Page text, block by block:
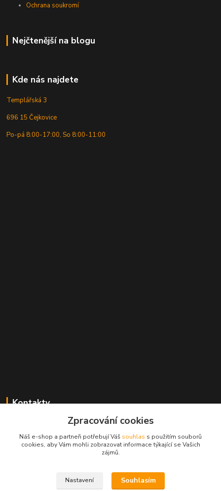
Ochrana soukromí
Nejčtenější na blogu
Kde nás najdete
Templářská 3
696 15 Čejkovice
Po-pá 8:00-17:00, So 8:00-11:00
Kontakty
+420 723 828 116
Po-Pá 8:00-17:00 hod., So 8:00-11:00 hod.
Zpracování cookies
Náš e-shop a partneři potřebují Váš souhlas s použitím souborů
cookies, aby Vám mohli zobrazovat informace týkající se Vašich
zájmů.
Nastavení Souhlasím